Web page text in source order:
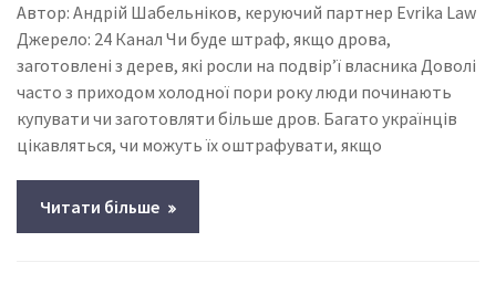
Автор: Андрій Шабельніков, керуючий партнер Evrika Law
Джерело: 24 Канал Чи буде штраф, якщо дрова,
заготовлені з дерев, які росли на подвір’ї власника Доволі
часто з приходом холодної пори року люди починають
купувати чи заготовляти більше дров. Багато українців
цікавляться, чи можуть їх оштрафувати, якщо
Читати більше